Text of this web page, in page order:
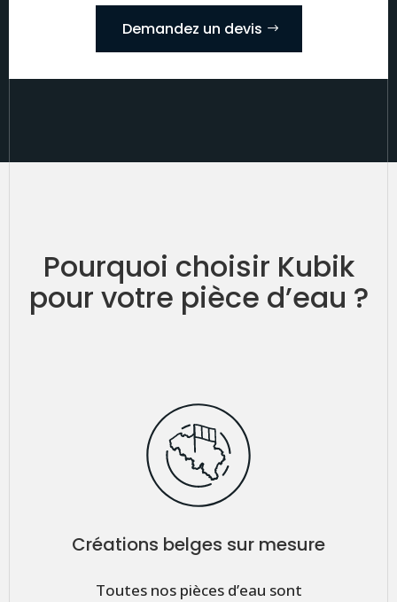
Demandez un devis
Pourquoi choisir Kubik
pour votre pièce d’eau ?
Créations belges sur mesure
Toutes nos pièces d’eau sont